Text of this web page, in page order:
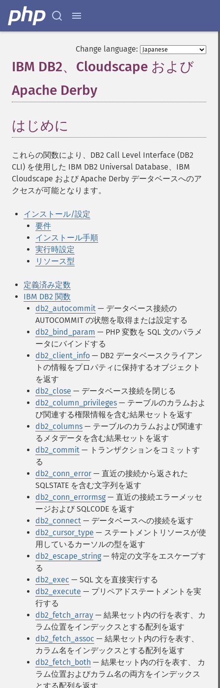
Change language:
IBM DB2、Cloudscape および
Apache Derby
はじめに
これらの関数により、DB2 Call Level Interface (DB2
CLI) を使用した IBM DB2 Universal Database、IBM
Cloudscape および Apache Derby データベースへのア
クセスが可能となります。
インストール/設定
要件
インストール手順
実行時設定
リソース型
定義済み定数
IBM DB2 関数
db2_autocommit — データベース接続の
AUTOCOMMIT の状態を取得または設定する
db2_bind_param — PHP 変数を SQL 文のパラメ
ータにバインドする
db2_client_info — DB2 データベースクライアン
トの情報をプロパティに保持するオブジェクト
を返す
db2_close — データベース接続を閉じる
db2_column_privileges — テーブルのカラムおよ
び関連する権限情報を含む結果セットを返す
db2_columns — テーブルのカラムおよび関連す
るメタデータを含む結果セットを返す
db2_commit — トランザクションをコミットす
る
db2_conn_error — 直近の接続から返された
SQLSTATE を含む文字列を返す
db2_conn_errormsg — 直近の接続エラーメッセ
ージおよび SQLCODE を返す
db2_connect — データベースへの接続を返す
db2_cursor_type — ステートメントリソースが使
用しているカーソルの型を返す
db2_escape_string — 特定の文字をエスケープす
る
db2_exec — SQL 文を直接実行する
db2_execute — プリペアドステートメントを実
行する
db2_fetch_array — 結果セット内の行を表す、カ
ラム位置をインデックスとする配列を返す
db2_fetch_assoc — 結果セット内の行を表す、
カラム名をインデックスとする配列を返す
db2_fetch_both — 結果セット内の行を表す、 カ
ラム位置およびカラム名の両方をインデックス
とする配列を返す